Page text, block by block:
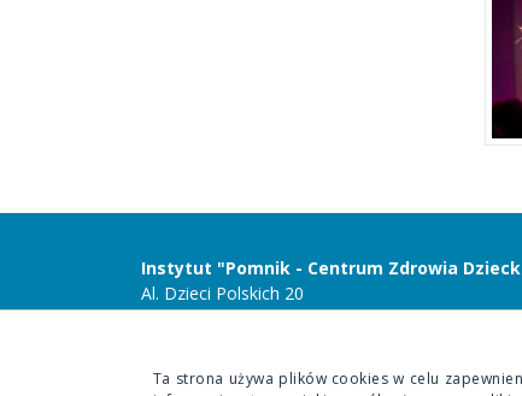
Instytut "Pomnik - Centrum Zdrowia
Al. Dzieci Polskich 20
04-730 Warszawa
Ta strona używa plików cookies w celu